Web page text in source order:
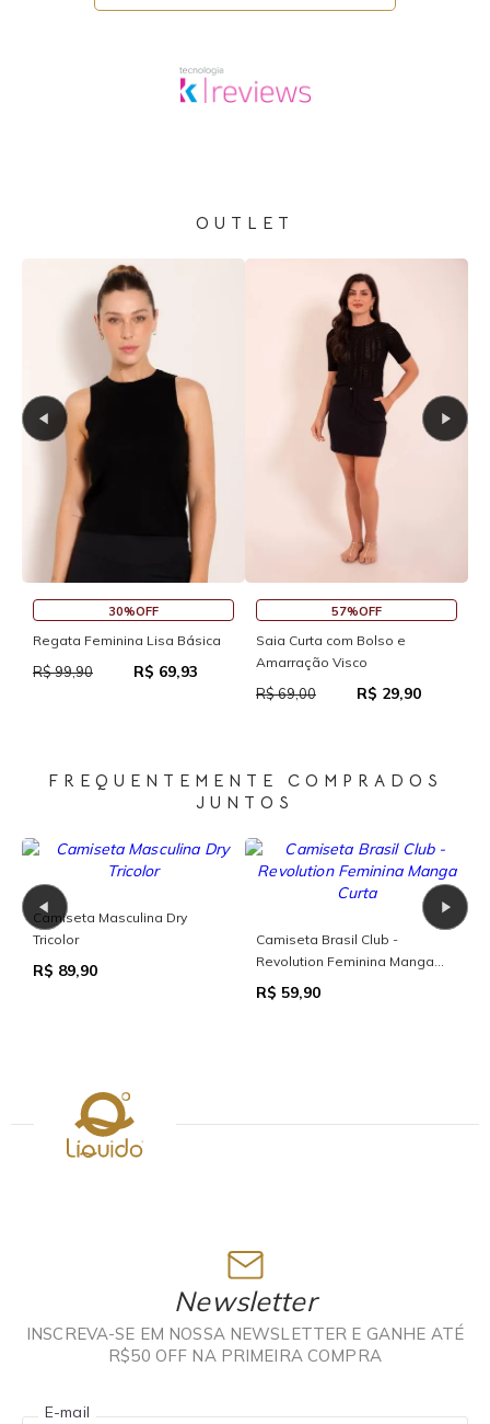
OUTLET
Lisa Básica
R$ 69,93
Saia Curta com Bolso e
Amarração Visco
R$ 29,90
Saia Curta Reta
FREQUENTEMENTE COMPRADOS
JUNTOS
Camiseta Masculina Sting
Básica
R$ 99,90
45%OFF
Bermuda Masculina Moletinho
com Bolso 7 Polegadas
Newsletter
INSCREVA-SE EM NOSSA NEWSLETTER E GANHE ATÉ
R$50 OFF NA PRIMEIRA COMPRA
E-mail